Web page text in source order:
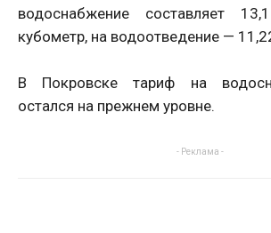
водоснабжение составляет
кубометр, на водоотведение —
В Покровске тариф на
остался на прежнем уровне.
- Реклама -